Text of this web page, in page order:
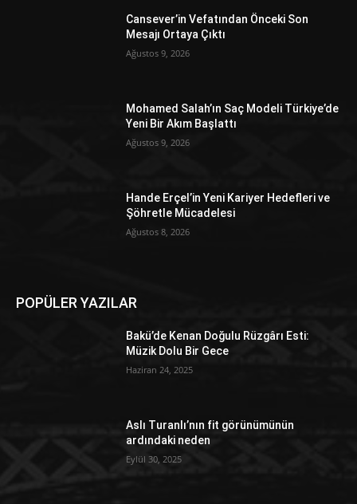
Cansever’in Vefatından Önceki Son
Mesajı Ortaya Çıktı
Ağustos 9, 2026
Mohamed Salah’ın Saç Modeli Türkiye’de
Yeni Bir Akım Başlattı
Ağustos 9, 2026
Hande Erçel’in Yeni Kariyer Hedefleri ve
Şöhretle Mücadelesi
Ağustos 8, 2026
POPÜLER YAZILAR
Bakü’de Kenan Doğulu Rüzgârı Esti:
Müzik Dolu Bir Gece
Haziran 24, 2025
Aslı Turanlı’nın fit görünümünün
ardındaki neden
Eylül 30, 2025